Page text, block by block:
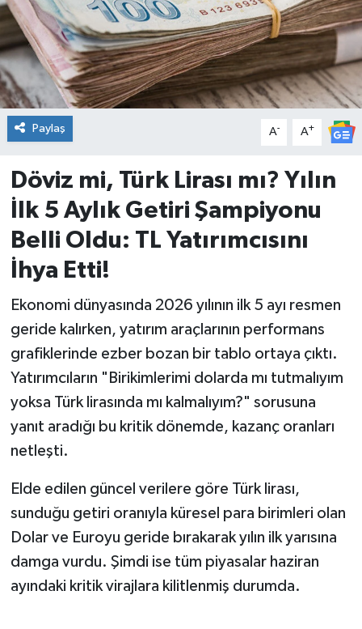
Paylaş A- A+
Döviz mi, Türk Lirası mı? Yılın
İlk 5 Aylık Getiri Şampiyonu
Belli Oldu: TL Yatırımcısını
İhya Etti!
Ekonomi dünyasında 2026 yılının ilk 5 ayı resmen
geride kalırken, yatırım araçlarının performans
grafiklerinde ezber bozan bir tablo ortaya çıktı.
Yatırımcıların "Birikimlerimi dolarda mı tutmalıyım
yoksa Türk lirasında mı kalmalıyım?" sorusuna
yanıt aradığı bu kritik dönemde, kazanç oranları
netleşti.
Elde edilen güncel verilere göre Türk lirası,
sunduğu getiri oranıyla küresel para birimleri olan
Dolar ve Euroyu geride bırakarak yılın ilk yarısına
damga vurdu. Şimdi ise tüm piyasalar haziran
ayındaki kritik virajlara kilitlenmiş durumda.
EĞİTİM
EKONOMİ
Erdek
Gömeç
Gönen
Havran
İvrindi
KENT GÜNDEMİ
Kepsut
KÜLTÜR-SANAT
MAGAZİN
Manyas
OTOMOTİV